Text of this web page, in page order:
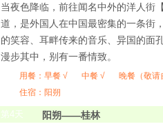
当夜色降临，前往闻名中外的洋人街
道，是外国人在中国最密集的一条街
的笑容、耳畔传来的音乐、异国的面
漫步其中，别有一番情致。
用餐： 早餐 √ 中餐 √
晚餐（敬请
住宿：阳朔
第4天 阳朔——桂林